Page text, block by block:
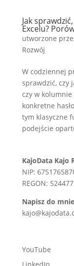
Jak
Excelu?
utworzone
Rozwój
W codziennej
sprawdzić, czy
czy w
konkretne
tym klasyczne
podejście
KajoData Kajo
NIP:
REGON:
Napisz do
YouTube